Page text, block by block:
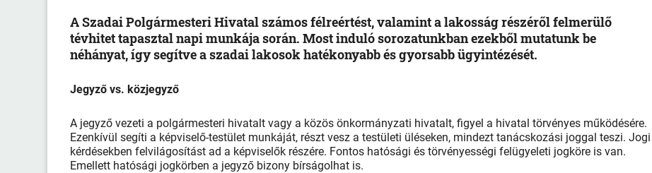
A Szadai Polgármesteri Hivatal számos félreértést, valamint a lakosság részéről felmerülő
tévhitet tapasztal napi munkája során. Most induló sorozatunkban ezekből mutatunk be
néhányat, így segítve a szadai lakosok hatékonyabb és gyorsabb ügyintézését.
Jegyző vs. közjegyző
A jegyző vezeti a polgármesteri hivatalt vagy a közös önkormányzati hivatalt, figyel a hivatal törvényes működésére.
Ezenkívül segíti a képviselő-testület munkáját, részt vesz a testületi üléseken, mindezt tanácskozási joggal teszi. Jogi
kérdésekben felvilágosítást ad a képviselők részére. Fontos hatósági és törvényességi felügyeleti jogköre is van.
Emellett hatósági jogkörben a jegyző bizony bírságolhat is.